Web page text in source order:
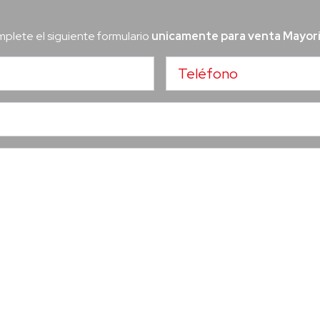
el siguiente formulario unicamente para venta